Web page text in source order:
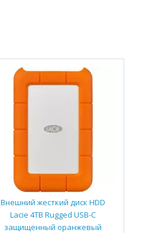
Внешний жесткий диск HDD
Lacie 4TB Rugged USB-C
защищенный оранжевый